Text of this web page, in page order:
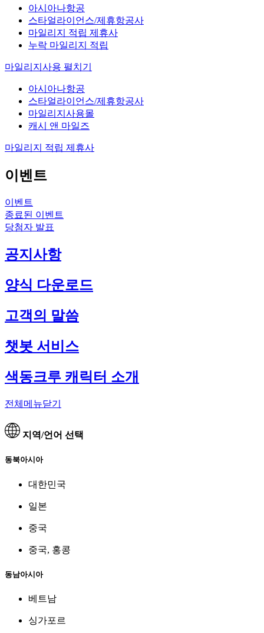
아시아나항공
스타얼라이언스/제휴항공사
마일리지 적립 제휴사
누락 마일리지 적립
마일리지사용 펼치기
아시아나항공
스타얼라이언스/제휴항공사
마일리지사용몰
캐시 앤 마일즈
마일리지 적립 제휴사
이벤트
이벤트
종료된 이벤트
당첨자 발표
공지사항
양식 다운로드
고객의 말씀
챗봇 서비스
색동크루 캐릭터 소개
전체메뉴닫기
지역/언어 선택
동북아시아
대한민국
일본
중국
중국, 홍콩
동남아시아
베트남
싱가포르